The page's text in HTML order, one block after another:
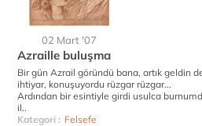
02 Mart '07
Azraille buluşma
Bir gün Azrail göründü bana, artık geldin
ihtiyar, konuşuyordu rüzgar rüzgar...
Ardından bir esintiyle girdi usulca
il..
Kategori : Felsefe